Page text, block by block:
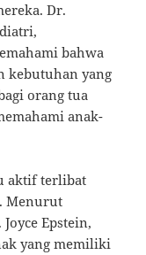
Dr.
bahwa
kebutuhan yang
orang tua
anak-
aktif terlibat
Menurut
Epstein,
yang memiliki